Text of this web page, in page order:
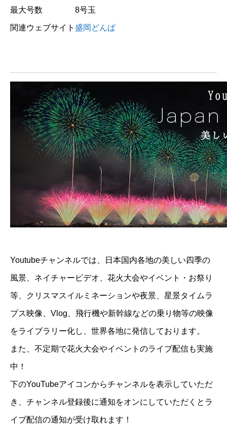
最大号数 8号玉
関連ウェブサイト 盛岡どんぱ
Youtubeチャンネルでは、日本国内各地の美しい四季の
風景、ネイチャービデオ、花火大会やイベント・お祭り
等、クリスマスイルミネーションや夜景、星景タイムラ
プス映像、Vlog、飛行機や新幹線などの乗り物等の映像
をライブラリー化し、世界各地に発信しております。
また、不定期で花火大会やイベントのライブ配信も実施
中！
下のYouTubeアイコンからチャンネルを表示していただ
き、チャンネル登録後に通知をオンにしていただくとラ
イブ配信の通知が受け取れます！